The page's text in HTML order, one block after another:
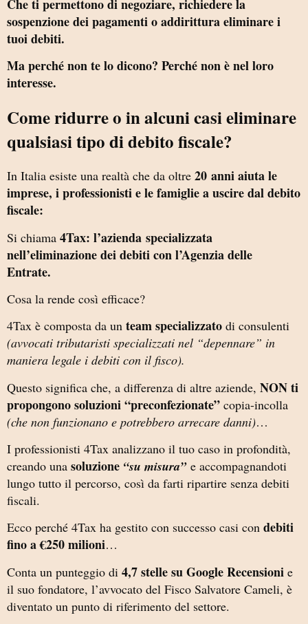
Che ti permettono di negoziare, richiedere la
sospenzione dei pagamenti o addirittura eliminare i
tuoi debiti.
Ma perché non te lo dicono? Perché non è nel loro
interesse.
Come ridurre o in alcuni casi eliminare
qualsiasi tipo di debito fiscale?
In Italia esiste una realtà che da oltre 20 anni aiuta le
imprese, i professionisti e le famiglie a uscire dal debito
fiscale:
Si chiama 4Tax: l’azienda specializzata
nell’eliminazione dei debiti con l’Agenzia delle
Entrate.
Cosa la rende così efficace?
4Tax è composta da un team specializzato di consulenti
(avvocati tributaristi specializzati nel “depennare” in
maniera legale i debiti con il fisco).
Questo significa che, a differenza di altre aziende, NON ti
propongono soluzioni “preconfezionate” copia-incolla
(che non funzionano e potrebbero arrecare danni)…
I professionisti 4Tax analizzano il tuo caso in profondità,
creando una soluzione “su misura”e accompagnandoti
lungo tutto il percorso, così da farti ripartire senza debiti
fiscali.
Ecco perché 4Tax ha gestito con successo casi con debiti
fino a €250 milioni…
Conta un punteggio di 4,7 stelle su Google Recensioni e
il suo fondatore, l’avvocato del Fisco Salvatore Cameli, è
diventato un punto di riferimento del settore.